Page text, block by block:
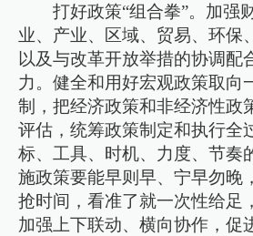
打好政策“组合拳”。加强
业、产业、区域、贸易、环保
以及与改革开放举措的协调配
力。健全和用好宏观政策取向
制，把经济政策和非经济性政
评估，统筹政策制定和执行全
标、工具、时机、力度、节奏
施政策要能早则早、宁早勿晚
抢时间，看准了就一次性给足
加强上下联动、横向协作，促